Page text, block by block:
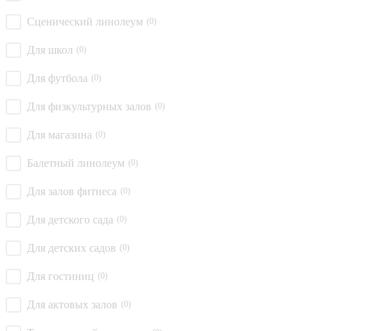
Сценический линолеум (0)
Для школ (0)
Для футбола (0)
Для физкультурных залов (0)
Для магазина (0)
Балетный линолеум (0)
Для залов фитнеса (0)
Для детского сада (0)
Для детских садов (0)
Для гостиниц (0)
Для актовых залов (0)